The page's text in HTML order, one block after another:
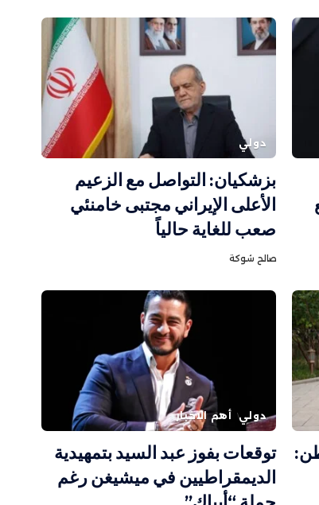
دولي
بزشكيان: التواصل مع الزعيم
الأعلى الإيراني مجتبى خامنئي
صعب للغاية حالياً
صالح شوكة
دولي أهم الاخبار
توقعات بفوز عبد السيد بتمهيدية
الديمقراطيين في ميشيغن رغم